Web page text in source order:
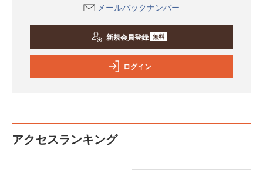
メールバックナンバー
新規会員登録 無料
ログイン
アクセスランキング